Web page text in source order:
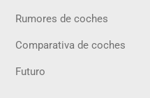
Rumores de coches
Comparativa de coches
Futuro